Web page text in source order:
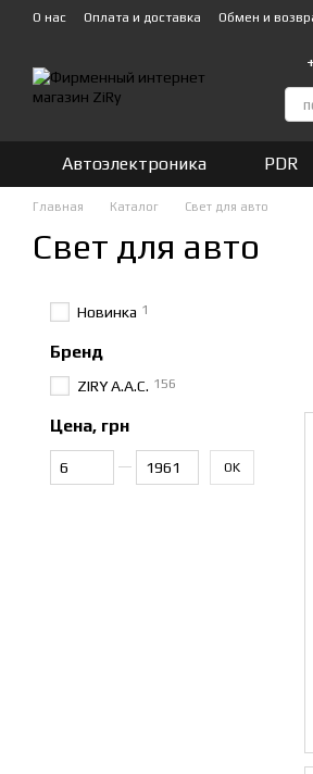
Перейти к основному контенту
О нас Оплата и доставка Обмен и
Автоэлектроника PDR
Главная Каталог Свет для авто
Свет для авто
Новинка 1
Бренд
ZIRY A.A.C. 156
Цена, грн
OK